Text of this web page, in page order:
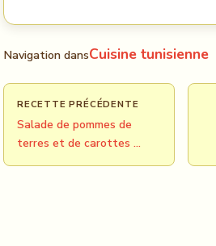
Navigation dansCuisine tunisienne
RECETTE PRÉCÉDENTE
Salade de pommes de
terres et de carottes …